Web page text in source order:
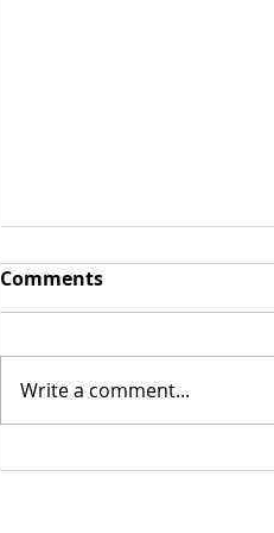
Аюрведичсекая
направление в кулинарии,
основанное на индуистской
философско-медицинской
Comments
Write a comment...